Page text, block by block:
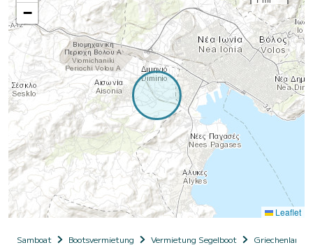
−
Leaflet
Samboat Bootsvermietung Vermietung Segelboot Griechenland